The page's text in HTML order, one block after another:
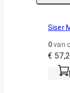
Siser
0van
€